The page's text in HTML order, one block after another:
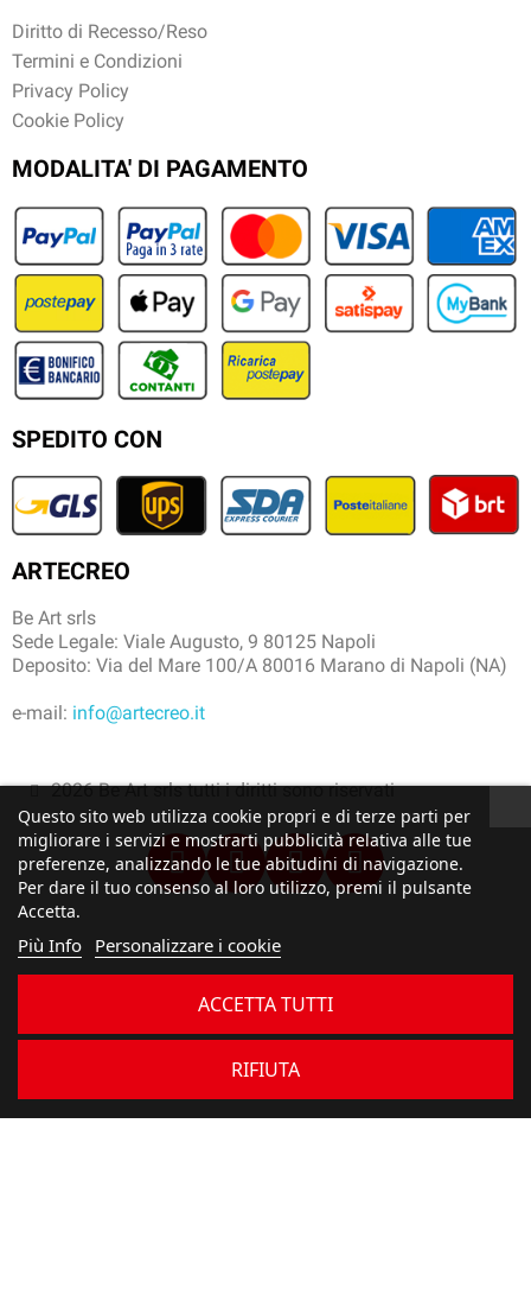
Diritto di Recesso/Reso
Termini e Condizioni
Privacy Policy
Cookie Policy
MODALITA' DI PAGAMENTO
SPEDITO CON
ARTECREO
Be Art srls
Sede Legale: Viale Augusto, 9 80125 Napoli
Deposito: Via del Mare 100/A 80016 Marano di Napoli (NA)
e-mail: info@artecreo.it
2026 Be Art srls tutti i diritti sono riservati
Questo sito web utilizza cookie propri e di terze parti per
migliorare i servizi e mostrarti pubblicità relativa alle tue
preferenze, analizzando le tue abitudini di navigazione.
Per dare il tuo consenso al loro utilizzo, premi il pulsante
Accetta.
Più Info Personalizzare i cookie
RIFIUTA
ACCETTA TUTTI